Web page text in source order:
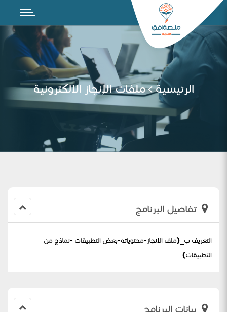
الرئيسية ملفات الإنجاز الالكترونية
تفاصيل البرنامج
التعريف ب_(ملف الانجاز-محتوياته-بعض التطبيقات -نماذج من
التطبيقات)
بيانات البرنامج